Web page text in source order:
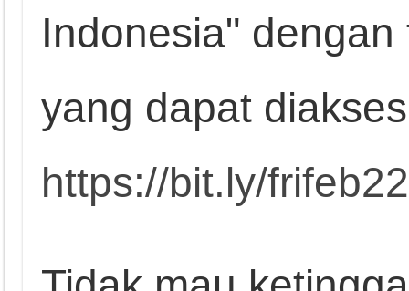
Indonesia"
yang dapat
https://bit.ly/